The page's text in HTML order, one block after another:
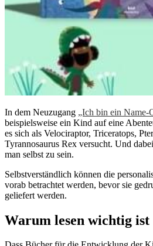
In dem Neuzugang „Ich bin ein Name-
beispielsweise ein Kind auf eine
es sich als Velociraptor, Triceratops,
Tyrannosaurus Rex versucht. Und
man selbst zu sein.
Selbstverständlich können die
vorab betrachtet werden, bevor sie
geliefert werden.
Warum lesen wichtig ist